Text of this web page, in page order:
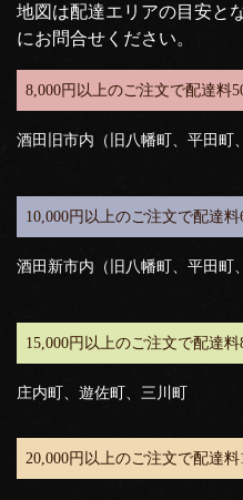
地図は配達エリアの目安と
にお問合せください。
8,000円以上のご注文で配達料
酒田旧市内（旧八幡町、平田町
10,000円以上のご注文で配達
酒田新市内（旧八幡町、平田町
15,000円以上のご注文で配達
庄内町、遊佐町、三川町
20,000円以上のご注文で配達